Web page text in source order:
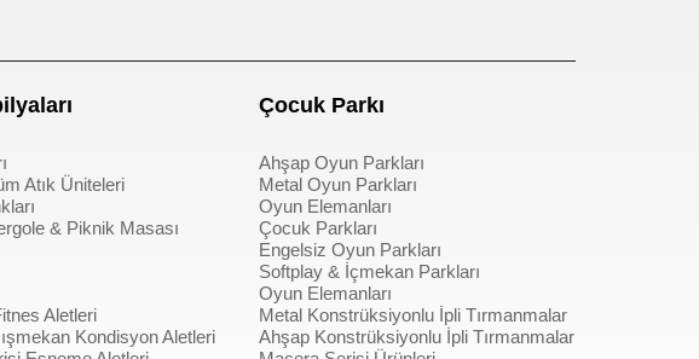
Atık Üniteleri
& Piknik Masası
Aletleri
Kondisyon Aletleri
Çocuk Parkı
Ahşap Oyun Parkları
Metal Oyun Parkları
Oyun Elemanları
Çocuk Parkları
Engelsiz Oyun Parkları
Softplay & İçmekan Parkları
Oyun Elemanları
Metal Konstrüksiyonlu İpli Tırmanmalar
Ahşap Konstrüksiyonlu İpli Tırmanmalar